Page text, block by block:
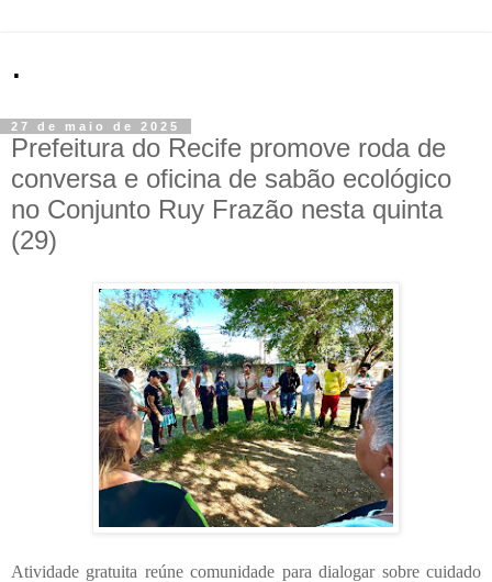
.
27 de maio de 2025
Prefeitura do Recife promove roda de
conversa e oficina de sabão ecológico
no Conjunto Ruy Frazão nesta quinta
(29)
Atividade gratuita reúne comunidade para dialogar sobre cuidado